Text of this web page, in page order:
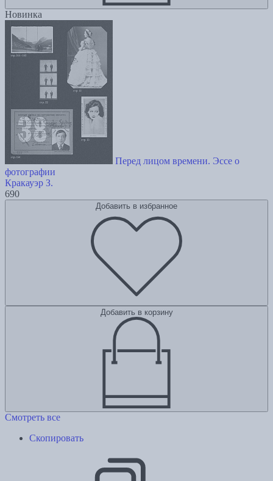
Новинка
Перед лицом времени. Эссе о
фотографии
Кракауэр З.
690
Добавить в избранное
Добавить в корзину
Смотреть все
Скопировать